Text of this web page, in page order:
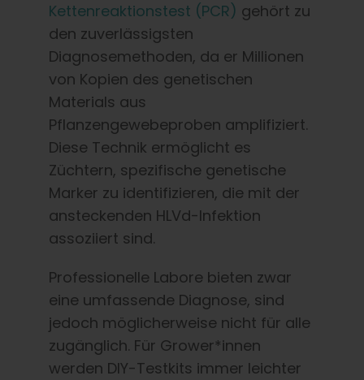
Kettenreaktionstest (PCR) gehört zu
den zuverlässigsten
Diagnosemethoden, da er Millionen
von Kopien des genetischen
Materials aus
Pflanzengewebeproben amplifiziert.
Diese Technik ermöglicht es
Züchtern, spezifische genetische
Marker zu identifizieren, die mit der
ansteckenden HLVd-Infektion
assoziiert sind.
Professionelle Labore bieten zwar
eine umfassende Diagnose, sind
jedoch möglicherweise nicht für alle
zugänglich. Für Grower*innen
werden DIY-Testkits immer leichter